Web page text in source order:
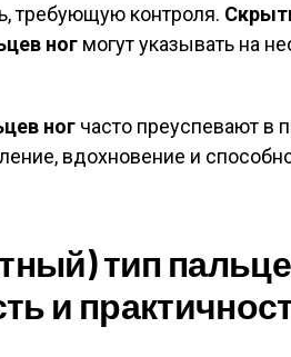
требующую контроля.
ног могут указывать на
ног часто преуспевают в
вдохновение и
тип
и